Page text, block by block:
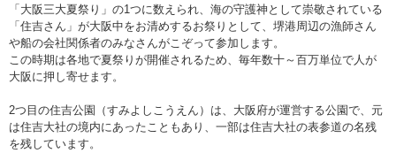
「大阪三大夏祭り」の1つに数えられ、海の守護神として崇敬されている
「住吉さん」が大阪中をお清めするお祭りとして、堺港周辺の漁師さん
や船の会社関係者のみなさんがこぞって参加します。
この時期は各地で夏祭りが開催されるため、毎年数十～百万単位で人が
大阪に押し寄せます。
2つ目の住吉公園（すみよしこうえん）は、大阪府が運営する公園で、元
は住吉大社の境内にあったこともあり、一部は住吉大社の表参道の名残
を残しています。